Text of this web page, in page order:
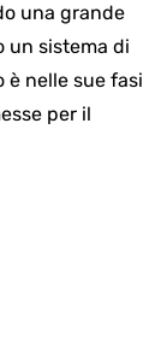
una grande
un sistema di
è nelle sue fasi
per il